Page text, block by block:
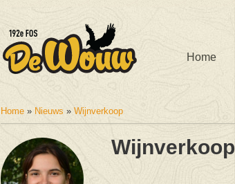
Home
U bent hier
Home » Nieuws » Wijnverkoop
Wijnverkoop